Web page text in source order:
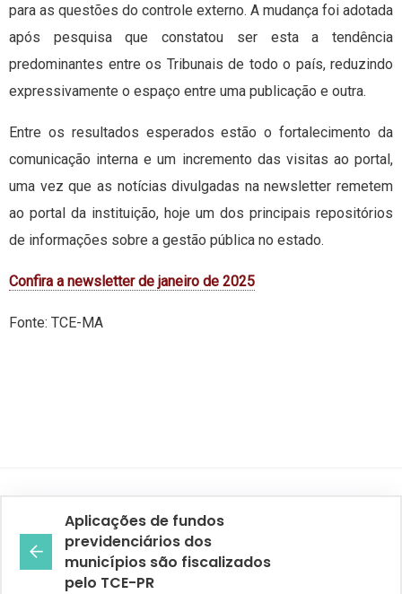
para as questões do controle externo. A mudança foi adotada
após pesquisa que constatou ser esta a tendência
predominantes entre os Tribunais de todo o país, reduzindo
expressivamente o espaço entre uma publicação e outra.
Entre os resultados esperados estão o fortalecimento da
comunicação interna e um incremento das visitas ao portal,
uma vez que as notícias divulgadas na newsletter remetem
ao portal da instituição, hoje um dos principais repositórios
de informações sobre a gestão pública no estado.
Confira a newsletter de janeiro de 2025
Fonte: TCE-MA
Aplicações de fundos
previdenciários dos
municípios são fiscalizados
pelo TCE-PR